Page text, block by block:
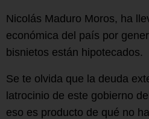
Nicolás Maduro Moros, ha
económica del país por
bisnietos están hipotecados.
Se te olvida que la deuda
latrocinio de este gobierno
eso es producto de qué no